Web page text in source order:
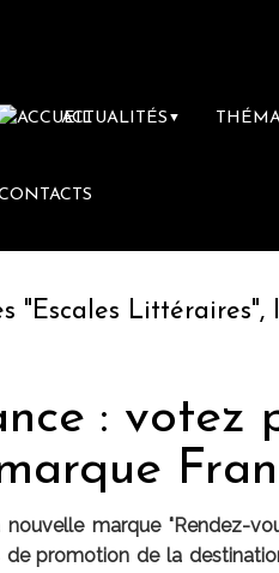
ACTUALITÉS ▼
Littéraires", la
: votez
marque "Rendez-
de promotion de la